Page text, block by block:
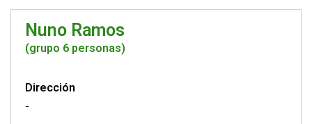
Nuno Ramos
(grupo 6 personas)
Dirección
-